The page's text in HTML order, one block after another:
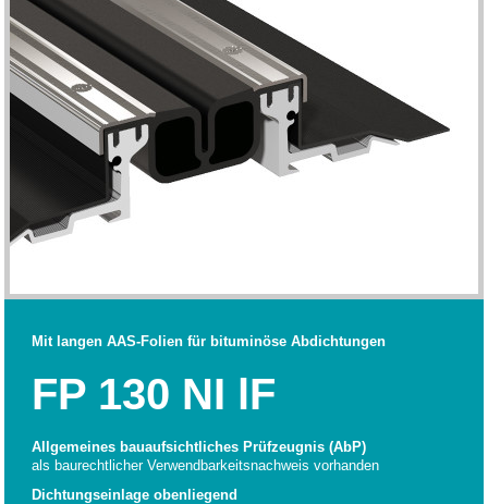
Mit langen AAS-Folien für bituminöse Abdichtungen
FP 130 NI lF
Allgemeines bauaufsichtliches Prüfzeugnis (AbP)
als baurechtlicher Verwendbarkeitsnachweis vorhanden
Dichtungseinlage obenliegend